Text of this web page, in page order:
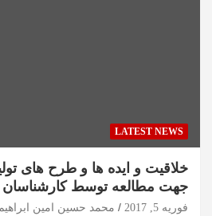
LATEST NEWS
خلاقیت و ایده ها و طرح های
جهت مطالعه توسط
فوریه 5, 2017 محمد حسین امین